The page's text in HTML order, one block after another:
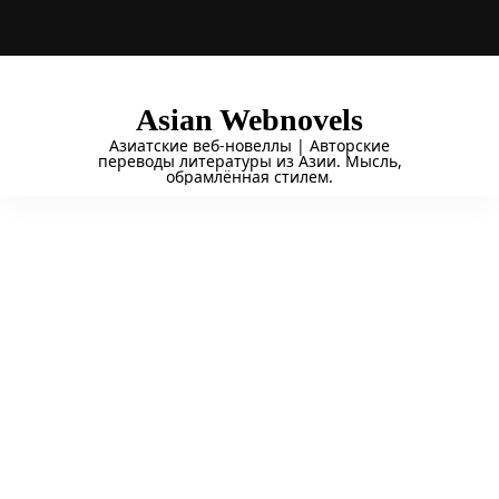
Asian Webnovels
Азиатские веб-новеллы | Авторские
переводы литературы из Азии. Мысль,
обрамлённая стилем.